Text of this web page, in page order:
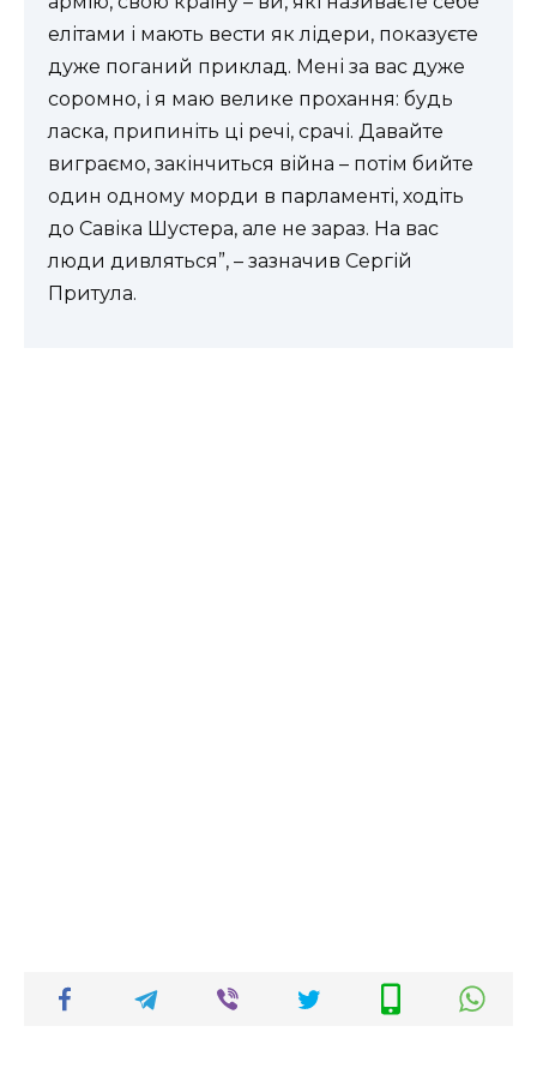
елітами і мають вести як лідери, показуєте
дуже поганий приклад. Мені за вас дуже
соромно, і я маю велике прохання: будь
ласка, припиніть ці речі, срачі. Давайте
виграємо, закінчиться війна – потім бийте
один одному морди в парламенті, ходіть
до Савіка Шустера, але не зараз. На вас
люди дивляться”, – зазначив Сергій
Притула.